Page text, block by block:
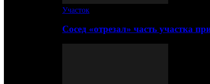
Участок
Сосед «отрезал» часть участка